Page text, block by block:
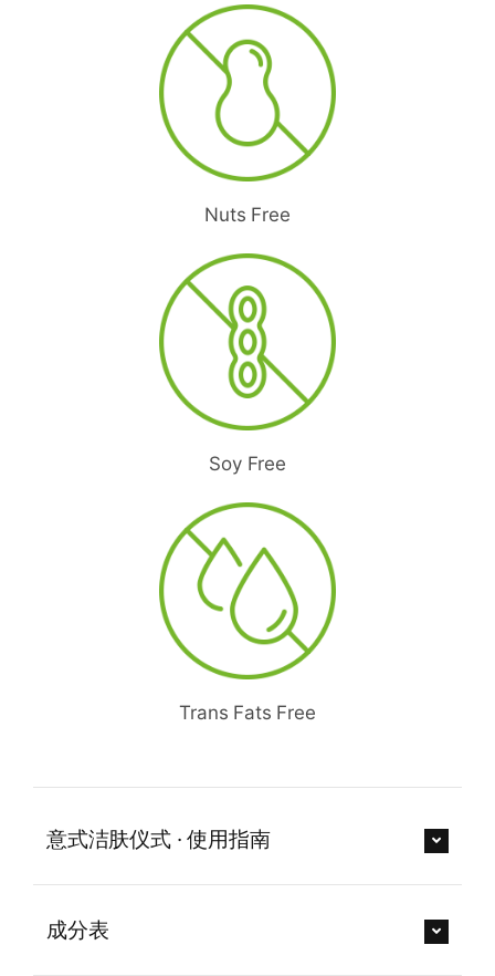
Nuts Free
Soy Free
Trans Fats Free
意式洁肤仪式 · 使用指南
成分表